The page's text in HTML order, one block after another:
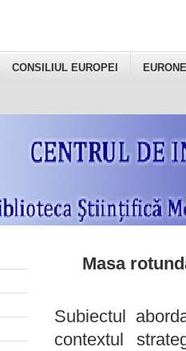
CONSILIUL EUROPEI
Masa
Subiectul
contextul